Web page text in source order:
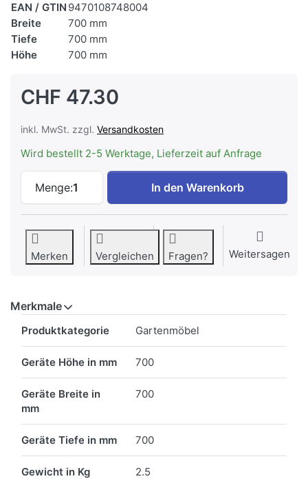
EAN / GTIN 9470108748004
Breite
700 mm
Tiefe
700 mm
Höhe
700 mm
CHF 47.30
inkl. MwSt. zzgl. Versandkosten
Wird bestellt 2-5 Werktage, Lieferzeit auf Anfrage
Menge:1
CONTINI Campingtisch 70x70x70cm
In den Warenkorb
Merken Vergleichen Fragen? Weitersagen
Merkmale
Produktkategorie Gartenmöbel
Geräte Höhe in mm 700
Geräte Breite in
mm
700
Geräte Tiefe in mm 700
Gewicht in Kg 2.5